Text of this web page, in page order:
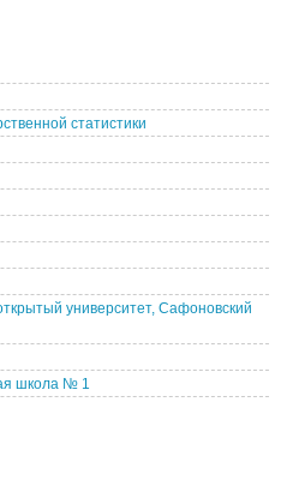
статистики
университет, Сафоновский
школа № 1